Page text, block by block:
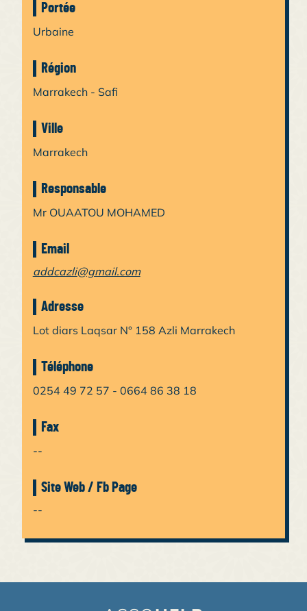
Portée
Urbaine
Région
Marrakech - Safi
Ville
Marrakech
Responsable
Mr OUAATOU MOHAMED
Email
addcazli@gmail.com
Adresse
Lot diars Laqsar N° 158 Azli Marrakech
Téléphone
0254 49 72 57 - 0664 86 38 18
Fax
--
Site Web / Fb Page
--